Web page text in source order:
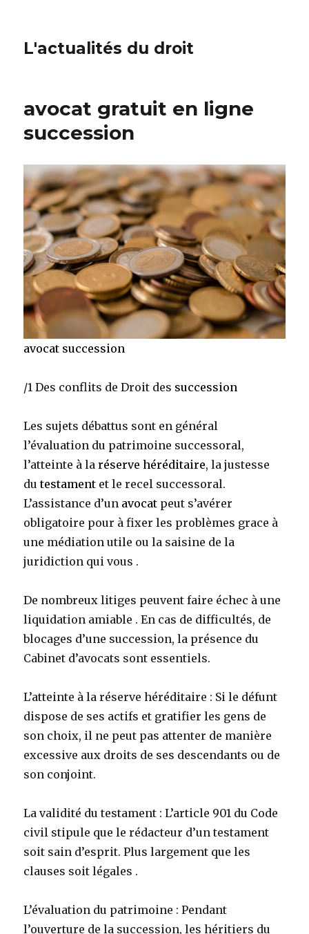
L'actualités du droit
avocat gratuit en ligne
succession
avocat succession
/1 Des conflits de Droit des succession
Les sujets débattus sont en général
l’évaluation du patrimoine successoral,
l’atteinte à laréserve héréditaire, la justesse
dutestament et le recel successoral.
L’assistance d’un avocat peut s’avérer
obligatoire pour à fixer les problèmes grace à
une médiation utile ou la saisine de la
juridiction qui vous .
De nombreux litiges peuvent faire échec à une
liquidation amiable . En cas de difficultés, de
blocages d’une succession, la présence du
Cabinet d’avocats sont essentiels.
L’atteinte à la réserve héréditaire : Si le défunt
dispose de ses actifs et gratifier les gens de
son choix, il ne peut pas attenter de manière
excessive aux droits de ses descendants ou de
son conjoint.
La validité du testament : L’article 901 du Code
civil stipule que le rédacteur d’un testament
soit sain d’esprit. Plus largement que les
clauses soit légales .
L’évaluation du patrimoine : Pendant
l’ouverture de la succession, les héritiers du